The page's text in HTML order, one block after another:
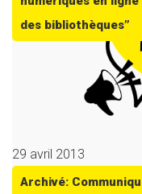
des bibliothèques”
29 avril 2013
Archivé: